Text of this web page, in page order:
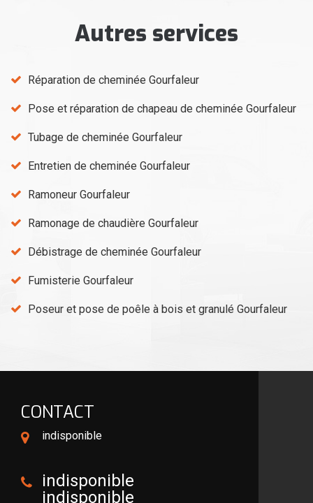
Autres services
Réparation de cheminée Gourfaleur
Pose et réparation de chapeau de cheminée Gourfaleur
Tubage de cheminée Gourfaleur
Entretien de cheminée Gourfaleur
Ramoneur Gourfaleur
Ramonage de chaudière Gourfaleur
Débistrage de cheminée Gourfaleur
Fumisterie Gourfaleur
Poseur et pose de poêle à bois et granulé Gourfaleur
CONTACT
indisponible
indisponible
indisponible